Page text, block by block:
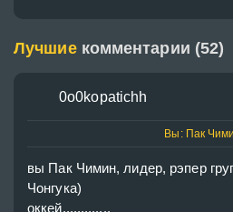
Лучшие комментарии (52)
0o0kopatichh
Вы: Пак
вы Пак Чимин, лидер, рэпер
Чонгука)
оккей.............